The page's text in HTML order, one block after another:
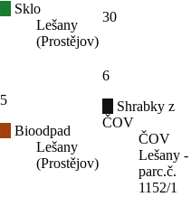
Sklo
Lešany
(Prostějov)
30
5
Bioodpad
Lešany
(Prostějov)
6
Shrabky z
ČOV
ČOV
Lešany -
parc.č.
1152/1